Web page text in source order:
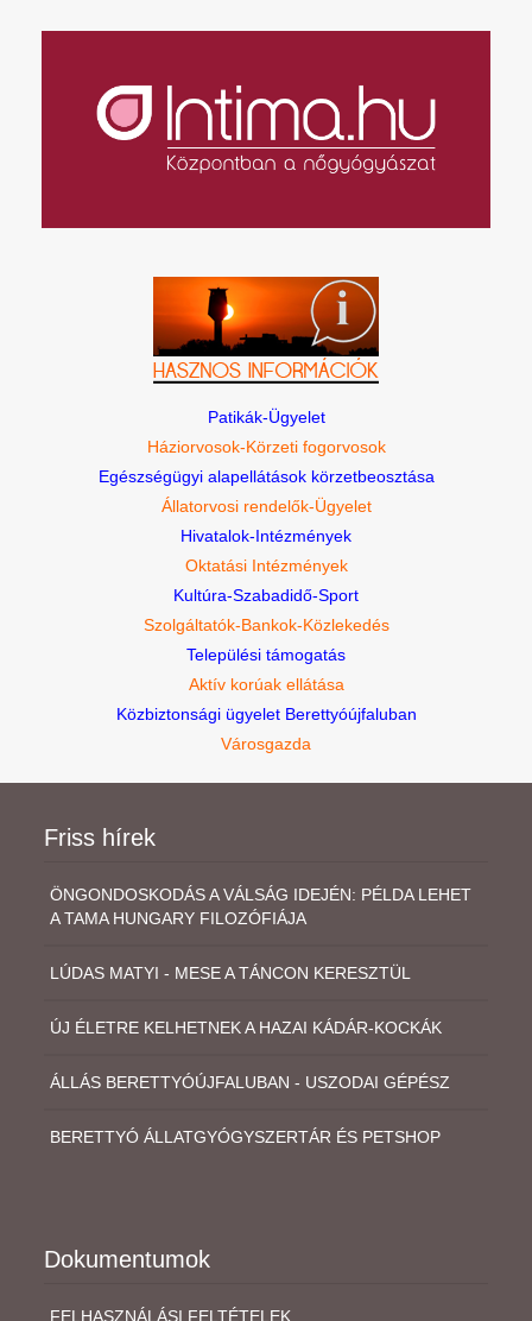
Patikák-Ügyelet
Háziorvosok-Körzeti fogorvosok
Egészségügyi alapellátások körzetbeosztása
Állatorvosi rendelők-Ügyelet
Hivatalok-Intézmények
Oktatási Intézmények
Kultúra-Szabadidő-Sport
Szolgáltatók-Bankok-Közlekedés
Települési támogatás
Aktív korúak ellátása
Közbiztonsági ügyelet Berettyóújfaluban
Városgazda
Friss hírek
ÖNGONDOSKODÁS A VÁLSÁG IDEJÉN: PÉLDA LEHET
A TAMA HUNGARY FILOZÓFIÁJA
LÚDAS MATYI - MESE A TÁNCON KERESZTÜL
ÚJ ÉLETRE KELHETNEK A HAZAI KÁDÁR-KOCKÁK
ÁLLÁS BERETTYÓÚJFALUBAN - USZODAI GÉPÉSZ
BERETTYÓ ÁLLATGYÓGYSZERTÁR ÉS PETSHOP
Dokumentumok
FELHASZNÁLÁSI FELTÉTELEK